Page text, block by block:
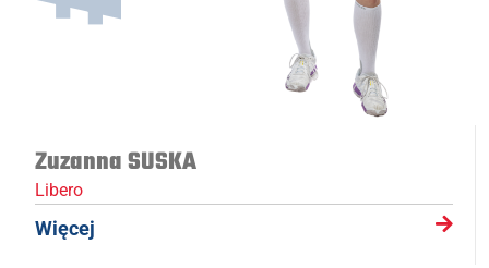
Zuzanna SUSKA
Libero
Więcej